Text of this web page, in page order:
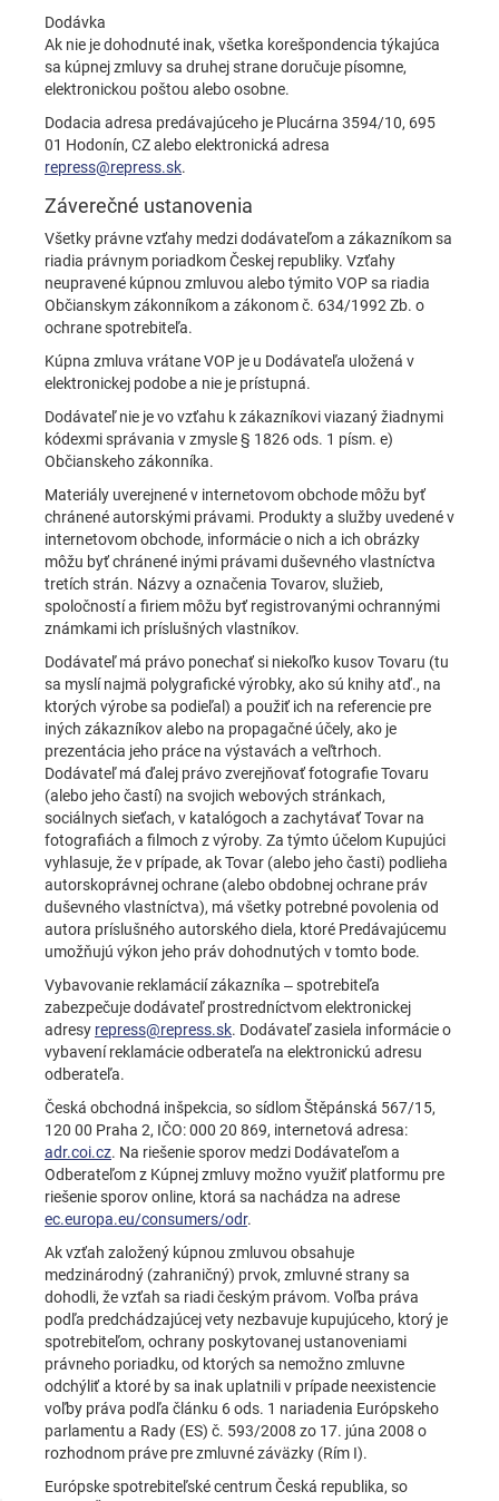
Dodávka
Ak nie je dohodnuté inak, všetka korešpondencia týkajúca
sa kúpnej zmluvy sa druhej strane doručuje písomne,
elektronickou poštou alebo osobne.
Dodacia adresa predávajúceho je Plucárna 3594/10, 695
01 Hodonín, CZ alebo elektronická adresa
repress@repress.sk.
Záverečné ustanovenia
Všetky právne vzťahy medzi dodávateľom a zákazníkom sa
riadia právnym poriadkom Českej republiky. Vzťahy
neupravené kúpnou zmluvou alebo týmito VOP sa riadia
Občianskym zákonníkom a zákonom č. 634/1992 Zb. o
ochrane spotrebiteľa.
Kúpna zmluva vrátane VOP je u Dodávateľa uložená v
elektronickej podobe a nie je prístupná.
Dodávateľ nie je vo vzťahu k zákazníkovi viazaný žiadnymi
kódexmi správania v zmysle § 1826 ods. 1 písm. e)
Občianskeho zákonníka.
Materiály uverejnené v internetovom obchode môžu byť
chránené autorskými právami. Produkty a služby uvedené v
internetovom obchode, informácie o nich a ich obrázky
môžu byť chránené inými právami duševného vlastníctva
tretích strán. Názvy a označenia Tovarov, služieb,
spoločností a firiem môžu byť registrovanými ochrannými
známkami ich príslušných vlastníkov.
Dodávateľ má právo ponechať si niekoľko kusov Tovaru (tu
sa myslí najmä polygrafické výrobky, ako sú knihy atď., na
ktorých výrobe sa podieľal) a použiť ich na referencie pre
iných zákazníkov alebo na propagačné účely, ako je
prezentácia jeho práce na výstavách a veľtrhoch.
Dodávateľ má ďalej právo zverejňovať fotografie Tovaru
(alebo jeho častí) na svojich webových stránkach,
sociálnych sieťach, v katalógoch a zachytávať Tovar na
fotografiách a filmoch z výroby. Za týmto účelom Kupujúci
vyhlasuje, že v prípade, ak Tovar (alebo jeho časti) podlieha
autorskoprávnej ochrane (alebo obdobnej ochrane práv
duševného vlastníctva), má všetky potrebné povolenia od
autora príslušného autorského diela, ktoré Predávajúcemu
umožňujú výkon jeho práv dohodnutých v tomto bode.
Vybavovanie reklamácií zákazníka – spotrebiteľa
zabezpečuje dodávateľ prostredníctvom elektronickej
adresy repress@repress.sk. Dodávateľ zasiela informácie o
vybavení reklamácie odberateľa na elektronickú adresu
odberateľa.
Česká obchodná inšpekcia, so sídlom Štěpánská 567/15,
120 00 Praha 2, IČO: 000 20 869, internetová adresa:
adr.coi.cz. Na riešenie sporov medzi Dodávateľom a
Odberateľom z Kúpnej zmluvy možno využiť platformu pre
riešenie sporov online, ktorá sa nachádza na adrese
ec.europa.eu/consumers/odr.
Ak vzťah založený kúpnou zmluvou obsahuje
medzinárodný (zahraničný) prvok, zmluvné strany sa
dohodli, že vzťah sa riadi českým právom. Voľba práva
podľa predchádzajúcej vety nezbavuje kupujúceho, ktorý je
spotrebiteľom, ochrany poskytovanej ustanoveniami
právneho poriadku, od ktorých sa nemožno zmluvne
odchýliť a ktoré by sa inak uplatnili v prípade neexistencie
voľby práva podľa článku 6 ods. 1 nariadenia Európskeho
parlamentu a Rady (ES) č. 593/2008 zo 17. júna 2008 o
rozhodnom práve pre zmluvné záväzky (Rím I).
Európske spotrebiteľské centrum Česká republika, so